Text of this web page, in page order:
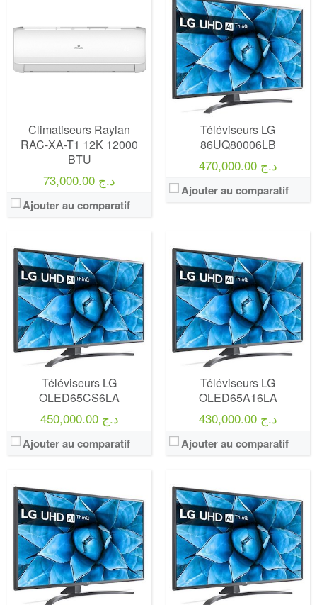
Climatiseurs Raylan
RAC-XA-T1 12K 12000
BTU
73,000.00 د.ج
Ajouter au comparatif
Téléviseurs LG
86UQ80006LB
470,000.00 د.ج
Ajouter au comparatif
Téléviseurs LG
OLED65CS6LA
450,000.00 د.ج
Ajouter au comparatif
View Details →
Téléviseurs LG
OLED65A16LA
430,000.00 د.ج
Ajouter au comparatif
Marque:LG
Prix:75000
Définition:UHD TV
View Details →
Marque:LG
Prix:75000
Définition:UHD TV
View Details →
Marque:LG
Prix:75000
Définition:UHD TV
View Details →
Marque:LG
Prix:75000
Définition:UHD TV
View Details →
Marque:LG
Prix:75000
Définition:UHD TV
View Details →